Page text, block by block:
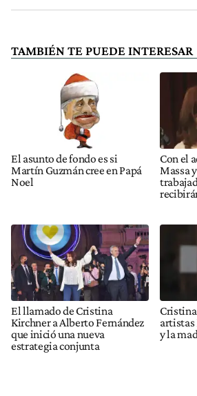
TAMBIÉN TE PUEDE INTERESAR
El asunto de fondo es si
Martín Guzmán cree en Papá
Noel
Con el
Massa
El llamado de Cristina
Kirchner a Alberto Fernández
que inició una nueva
estrategia conjunta
artistas
y la